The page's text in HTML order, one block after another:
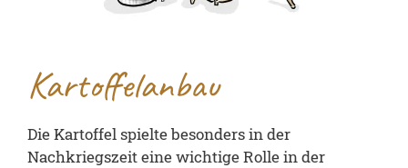
Kartoffelanbau
Die Kartoffel spielte besonders in der
Nachkriegszeit eine wichtige Rolle in der